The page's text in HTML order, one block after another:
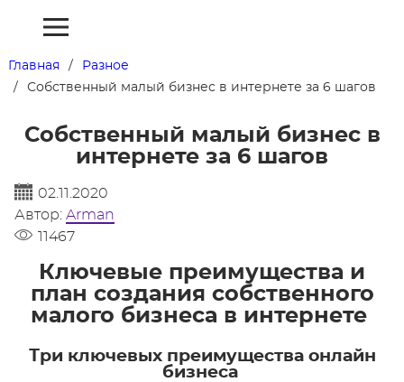
Главная
Разное
Собственный малый бизнес в интернете за 6 шагов
Собственный малый бизнес в
интернете за 6 шагов
02.11.2020
Автор: Arman
11467
Ключевые преимущества и
план создания собственного
малого бизнеса в интернете
Три ключевых преимущества онлайн
бизнеса